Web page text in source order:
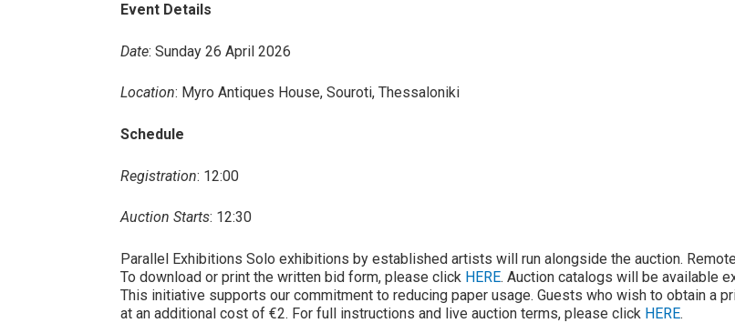
Event Details
Date: Sunday 26 April 2026
Location: Myro Antiques House, Souroti, Thessaloniki
Schedule
Registration: 12:00
Auction Starts: 12:30
Parallel Exhibitions Solo exhibitions by established artists will run alongside the auction.
To download or print the written bid form, please click HERE. Auction catalogs will be available
This initiative supports our commitment to reducing paper usage. Guests who wish to obtain a
at an additional cost of €2. For full instructions and live auction terms, please click HERE.